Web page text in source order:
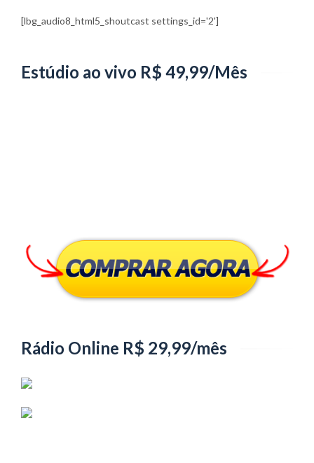
[lbg_audio8_html5_shoutcast settings_id='2']
Estúdio ao vivo R$ 49,99/Mês
Rádio Online R$ 29,99/mês